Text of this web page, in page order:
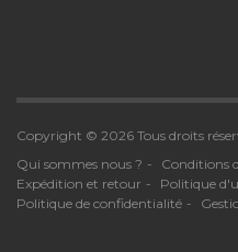
Copyright © 2026 Tous droits
Qui sommes nous ?
Conditions
Expédition et retour
Politique
Politique de confidentialité